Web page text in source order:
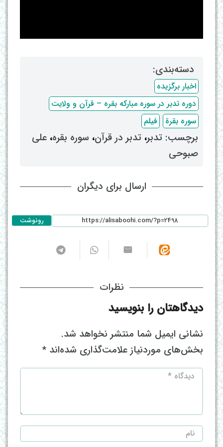
دسته‌بندی: ‌
اخبار برگزیده
دوره تدبر در سوره مبارکه بقره – قرآن و ولایت
سوره بقرة
فیلم
برچسب: ‌ تدبر، ‌ تدبر در قرآن، ‌ سوره بقره، ‌ علی
صبوحی
ارسال برای دیگران
رونوشت
نظرات
دیدگاهتان را بنویسید
نشانی ایمیل شما منتشر نخواهد شد.
بخش‌های موردنیاز علامت‌گذاری شده‌اند *